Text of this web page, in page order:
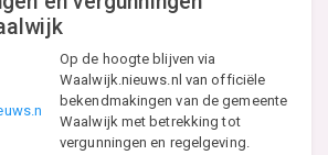
Op de hoogte blijven via
Waalwijk.nieuws.nl van officiële
bekendmakingen van de gemeente
Waalwijk met betrekking tot
vergunningen en regelgeving.